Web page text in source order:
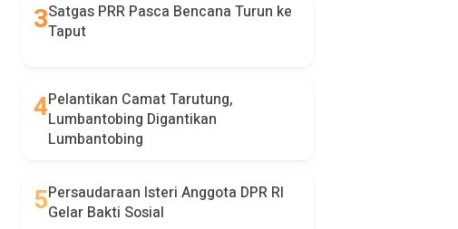
Satgas PRR Pasca Bencana Turun ke
Taput
Pelantikan Camat Tarutung,
Lumbantobing Digantikan
Lumbantobing
Persaudaraan Isteri Anggota DPR RI
Gelar Bakti Sosial